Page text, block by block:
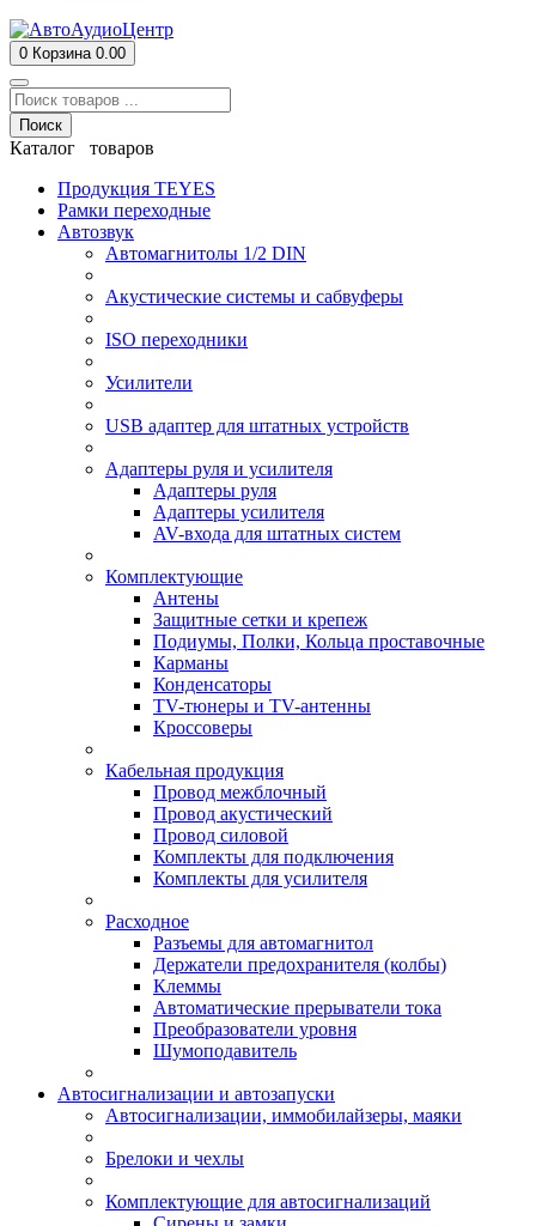
0 Корзина 0.00
Поиск
Каталог товаров
Продукция TEYES
Рамки переходные
Автозвук
Автомагнитолы 1/2 DIN
Акустические системы и сабвуферы
ISO переходники
Усилители
USB адаптер для штатных устройств
Адаптеры руля и усилителя
Адаптеры руля
Адаптеры усилителя
AV-входа для штатных систем
Комплектующие
Антены
Защитные сетки и крепеж
Подиумы, Полки, Кольца проставочные
Карманы
Конденсаторы
TV-тюнеры и TV-антенны
Кроссоверы
Кабельная продукция
Провод межблочный
Провод акустический
Провод силовой
Комплекты для подключения
Комплекты для усилителя
Расходное
Разъемы для автомагнитол
Держатели предохранителя (колбы)
Клеммы
Автоматические прерыватели тока
Преобразователи уровня
Шумоподавитель
Автосигнализации и автозапуски
Автосигнализации, иммобилайзеры, маяки
Брелоки и чехлы
Комплектующие для автосигнализаций